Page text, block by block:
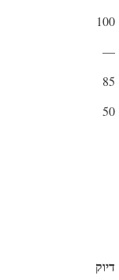
100
—
85
50
דיוק